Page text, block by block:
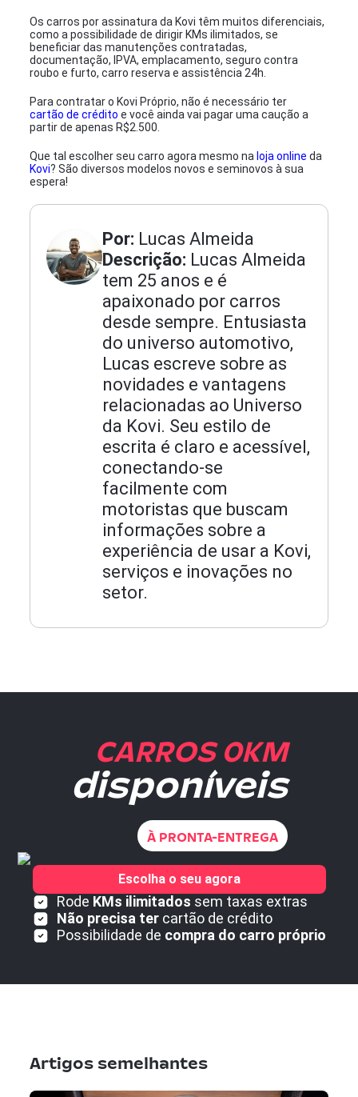
Os carros por assinatura da Kovi têm muitos diferenciais,
como a possibilidade de dirigir KMs ilimitados, se
beneficiar das manutenções contratadas,
documentação, IPVA, emplacamento, seguro contra
roubo e furto, carro reserva e assistência 24h.
Para contratar o Kovi Próprio, não é necessário ter
cartão de crédito e você ainda vai pagar uma caução a
partir de apenas R$2.500.
Que tal escolher seu carro agora mesmo na loja online da
Kovi? São diversos modelos novos e seminovos à sua
espera!
Por: Lucas Almeida
Descrição: Lucas Almeida
tem 25 anos e é
apaixonado por carros
desde sempre. Entusiasta
do universo automotivo,
Lucas escreve sobre as
novidades e vantagens
relacionadas ao Universo
da Kovi. Seu estilo de
escrita é claro e acessível,
conectando-se
facilmente com
motoristas que buscam
informações sobre a
experiência de usar a Kovi,
serviços e inovações no
setor.
CARROS 0KM
disponíveis
À PRONTA-ENTREGA
Rode KMs ilimitados sem taxas extras
Não precisa tercartão de crédito
Possibilidade de compra do carro próprio
Escolha o seu agora
Artigos semelhantes